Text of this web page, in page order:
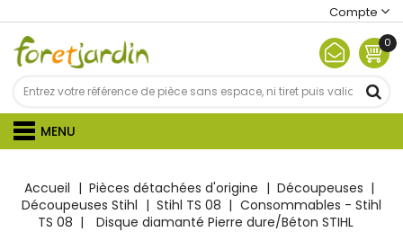
Compte
0
MENU
Accueil Pièces détachées d'origine
Découpeuses
Découpeuses Stihl
Stihl TS 08
Consommables - Stihl
TS 08
Disque diamanté Pierre dure/Béton STIHL